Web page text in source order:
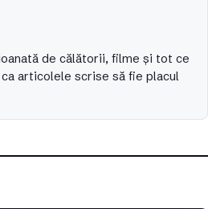
de călătorii, filme și tot ce
articolele scrise să fie placul